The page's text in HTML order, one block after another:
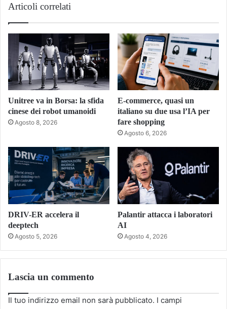
Articoli correlati
Unitree va in Borsa: la sfida
cinese dei robot umanoidi
Agosto 8, 2026
E-commerce, quasi un
italiano su due usa l’IA per
fare shopping
Agosto 6, 2026
DRIV-ER accelera il
deeptech
Agosto 5, 2026
Palantir attacca i laboratori
AI
Agosto 4, 2026
Lascia un commento
Il tuo indirizzo email non sarà pubblicato. I campi